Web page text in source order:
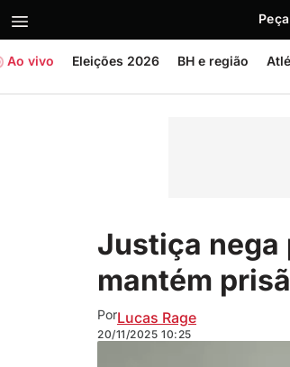
Ao vivo Eleições 2026 BH e região
Justiça nega
mantém
PorLucas Rage
20/11/2025 10:25